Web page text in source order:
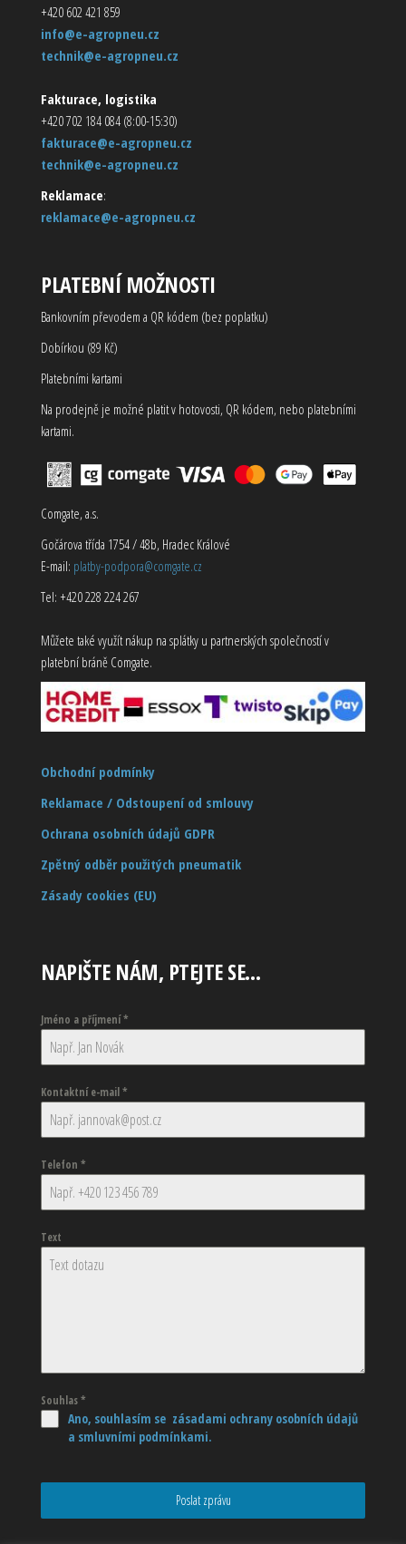
+420 602 421 859
info@e-agropneu.cz
technik@e-agropneu.cz
Fakturace, logistika
+420 702 184 084 (8:00-15:30)
fakturace@e-agropneu.cz
technik@e-agropneu.cz
Reklamace:
reklamace@e-agropneu.cz
PLATEBNÍ MOŽNOSTI
Bankovním převodem a QR kódem (bez poplatku)
Dobírkou (89 Kč)
Platebními kartami
Na prodejně je možné platit v hotovosti, QR kódem, nebo platebními
kartami.
Comgate, a.s.
Gočárova třída 1754 / 48b, Hradec Králové
E-mail: platby-podpora@comgate.cz
Tel: +420 228 224 267
Můžete také využít nákup na splátky u partnerských společností v
platební bráně Comgate.
Obchodní podmínky
Reklamace / Odstoupení od smlouvy
Ochrana osobních údajů GDPR
Zpětný odběr použitých pneumatik
Zásady cookies (EU)
NAPIŠTE NÁM, PTEJTE SE…
Jméno a příjmení*
Kontaktní e-mail*
Telefon *
Text
Souhlas*
Ano, souhlasím se zásadami ochrany osobních údajů
a smluvními podmínkami.
Poslat zprávu